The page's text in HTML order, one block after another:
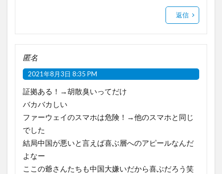
返信
匿名
2021年8月3日 8:35 PM
証拠ある！→胡散臭いってだけ
バカバカしい
ファーウェイのスマホは危険！→他のスマホと同じ
でした
結局中国が悪いと言えば喜ぶ層へのアピールなんだ
よなー
ここの爺さんたちも中国大嫌いだから喜ぶだろう笑